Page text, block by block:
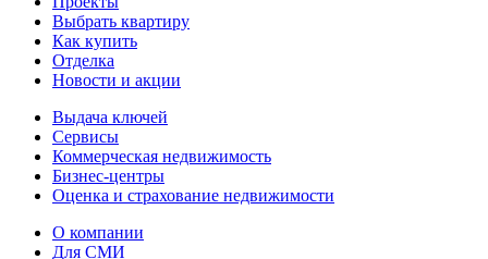
Выбрать квартиру
Как купить
Отделка
Новости и акции
Выдача ключей
Сервисы
Коммерческая недвижимость
Бизнес-центры
Оценка и страхование недвижимости
О компании
Для СМИ